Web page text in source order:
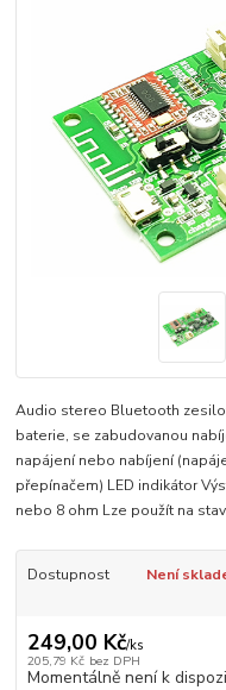
Audio stereo Bluetooth
baterie, se zabudovanou
napájení nebo nabíjení
přepínačem) LED indikátor
nebo 8 ohm Lze použít na
Dostupnost Není
249,00 Kč/ks
205,79 Kč bez DPH
Momentálně není k